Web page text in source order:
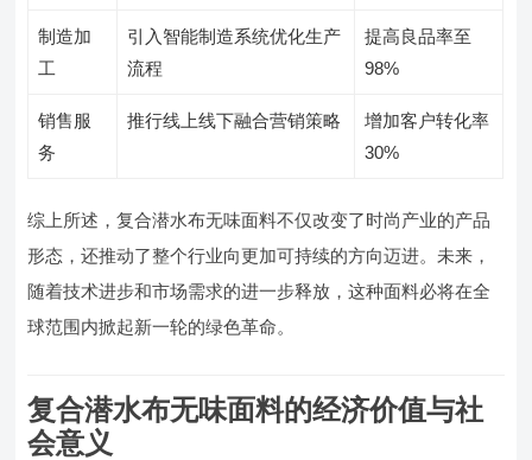
制造加
工
引入智能制造系统优化生产
流程
提高良品率至
98%
销售服
务
推行线上线下融合营销策略
增加客户转化率
30%
综上所述，复合潜水布无味面料不仅改变了时尚产业的产品
形态，还推动了整个行业向更加可持续的方向迈进。未来，
随着技术进步和市场需求的进一步释放，这种面料必将在全
球范围内掀起新一轮的绿色革命。
复合潜水布无味面料的经济价值与社
会意义